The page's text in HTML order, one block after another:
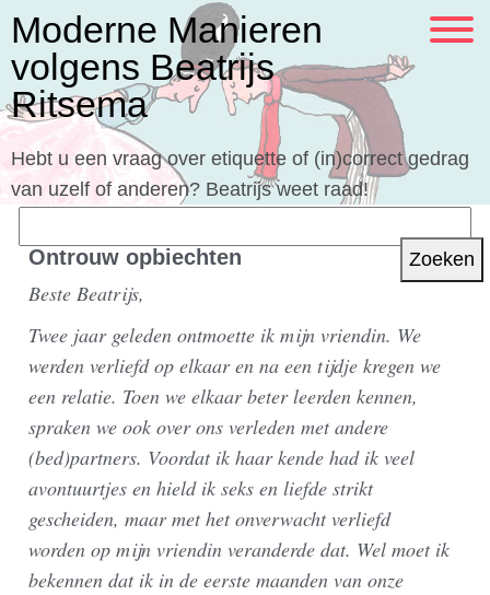
Moderne Manieren
volgens Beatrijs
Ritsema
Hebt u een vraag over etiquette of (in)correct gedrag
van uzelf of anderen? Beatrijs weet raad!
naar:Ontrouw opbiechten
Beste Beatrijs,
Twee jaar geleden ontmoette ik mijn vriendin. We
werden verliefd op elkaar en na een tijdje kregen we
een relatie. Toen we elkaar beter leerden kennen,
spraken we ook over ons verleden met andere
(bed)partners. Voordat ik haar kende had ik veel
avontuurtjes en hield ik seks en liefde strikt
gescheiden, maar met het onverwacht verliefd
worden op mijn vriendin veranderde dat. Wel moet ik
bekennen dat ik in de eerste maanden van onze